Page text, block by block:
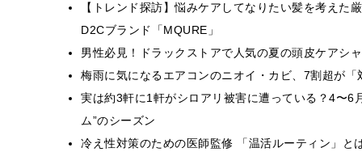
【トレンド探訪】悩みケアしてなりたい髪を考えた
D2Cブランド「MQURE」
男性必見！ドラックストアで人気の夏の頭皮ケアシ
梅雨に気になるエアコンのニオイ・カビ、7割超が
実は約3軒に1軒がシロアリ被害に遭っている？4〜6
ム”のシーズン
冷え性対策のための医師監修 「温活ルーティン」と